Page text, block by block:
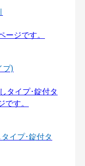
プ)
イプ･錠付タ